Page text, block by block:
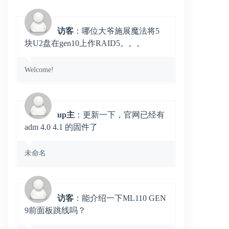
访客 ：哪位大爷施展魔法将5
块U2盘在gen10上作RAID5。。。
Welcome!
up主 ：更新一下，官网已经有
adm 4.0 4.1 的固件了
未命名
访客 ：能介绍一下ML110 GEN
9前面板跳线吗？